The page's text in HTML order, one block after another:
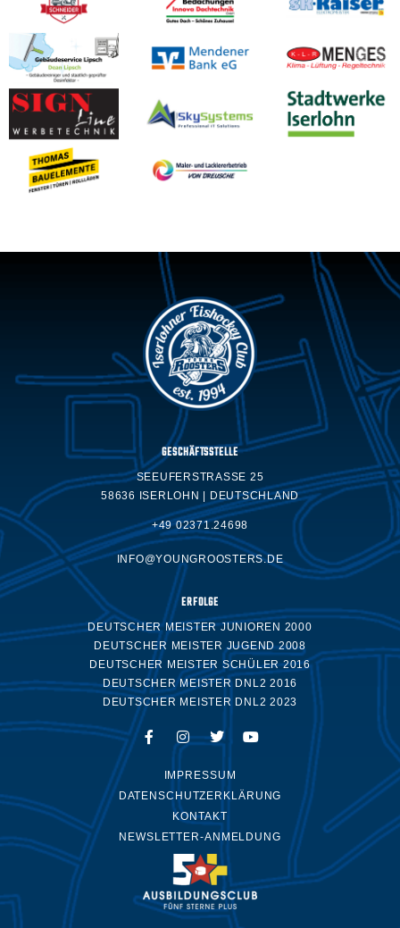
GESCHÄFTSSTELLE
SEEUFERSTRASSE 25
58636 ISERLOHN | DEUTSCHLAND
+49 02371.24698
INFO@YOUNGROOSTERS.DE
ERFOLGE
DEUTSCHER MEISTER JUNIOREN 2000
DEUTSCHER MEISTER JUGEND 2008
DEUTSCHER MEISTER SCHÜLER 2016
DEUTSCHER MEISTER DNL2 2016
DEUTSCHER MEISTER DNL2 2023
IMPRESSUM
DATENSCHUTZERKLÄRUNG
KONTAKT
NEWSLETTER-ANMELDUNG